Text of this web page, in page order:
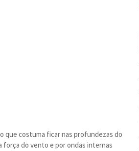
que costuma ficar nas profundezas do
força do vento e por ondas internas